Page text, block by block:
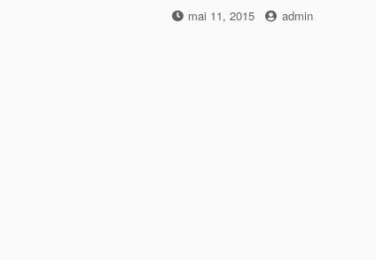
Posted
mai 11, 2015 by
admin